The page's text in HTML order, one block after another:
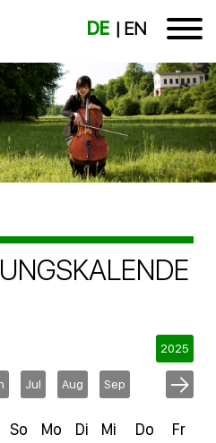
DE EN
Jul Aug Sep
2025
So
Mo
Di
Mi
Do
Fr